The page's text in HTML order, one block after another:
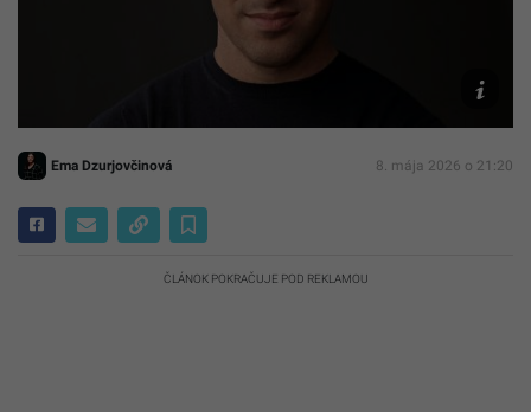
Ema Dzurjovčinová 8. mája 2026 o 21:20
ČLÁNOK POKRAČUJE POD REKLAMOU